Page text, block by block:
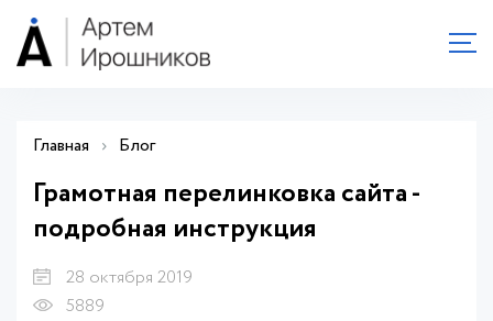
Главная › Блог
Грамотная перелинковка сайта -
подробная инструкция
28 октября 2019
5889